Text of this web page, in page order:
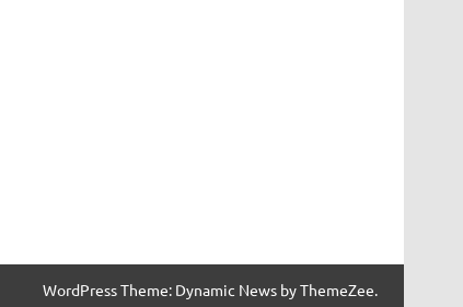
WordPress Theme: Dynamic News by ThemeZee.